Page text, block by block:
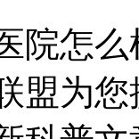
院怎
盟为